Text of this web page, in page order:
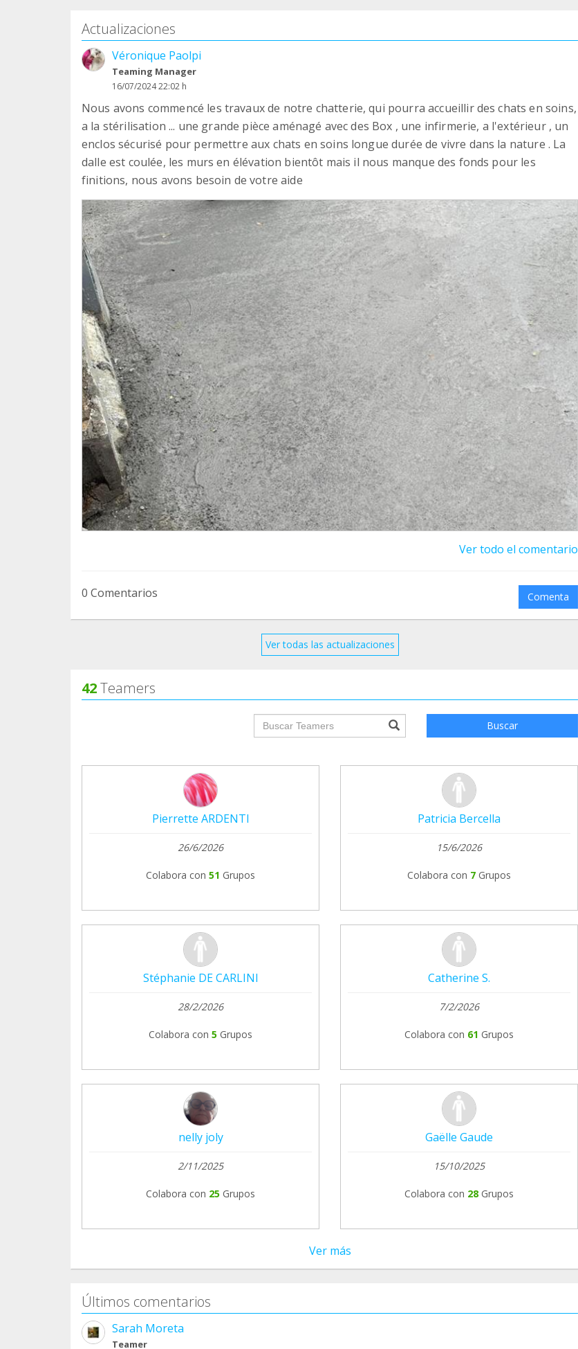
Actualizaciones
Véronique Paolpi
Teaming Manager
16/07/2024 22:02 h
Nous avons commencé les travaux de notre chatterie, qui pourra accueillir des chats en soins,
a la stérilisation ... une grande pièce aménagé avec des Box , une infirmerie, a l'extérieur , un
enclos sécurisé pour permettre aux chats en soins longue durée de vivre dans la nature . La
dalle est coulée, les murs en élévation bientôt mais il nous manque des fonds pour les
finitions, nous avons besoin de votre aide
Ver todo el comentario
0 Comentarios Comenta
Ver todas las actualizaciones
42Teamers
groupProfile.searchForm.search.text??? Buscar
Pierrette ARDENTI
26/6/2026
Colabora con 51 Grupos
Patricia Bercella
15/6/2026
Colabora con 7 Grupos
Stéphanie DE CARLINI
28/2/2026
Colabora con 5 Grupos
Catherine S.
7/2/2026
Colabora con 61 Grupos
nelly joly
2/11/2025
Colabora con 25 Grupos
Gaëlle Gaude
15/10/2025
Colabora con 28 Grupos
Ver más
Últimos comentarios
Sarah Moreta
Teamer